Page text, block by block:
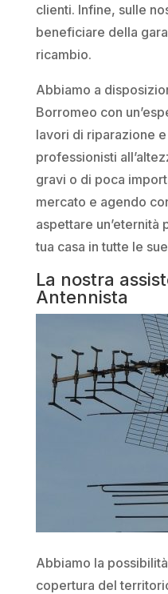
clienti. Infine, sulle
beneficiare della
ricambio.
Abbiamo a
Borromeo con
lavori di riparazione
professionisti
gravi o di poca
mercato e agendo
aspettare un’eternità
tua casa in tutte le
La nostra
Antennista
Abbiamo la
copertura del